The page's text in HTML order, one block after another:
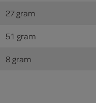
27 gram
51 gram
8 gram